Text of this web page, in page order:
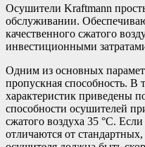
Осушители Kraftmann
обслуживании.
качественного сжатого
инвестиционными
Одним из основных
пропускная способность. В
характеристик приведены
способности осушителей
сжатого воздуха 35 °С.
отличаются от